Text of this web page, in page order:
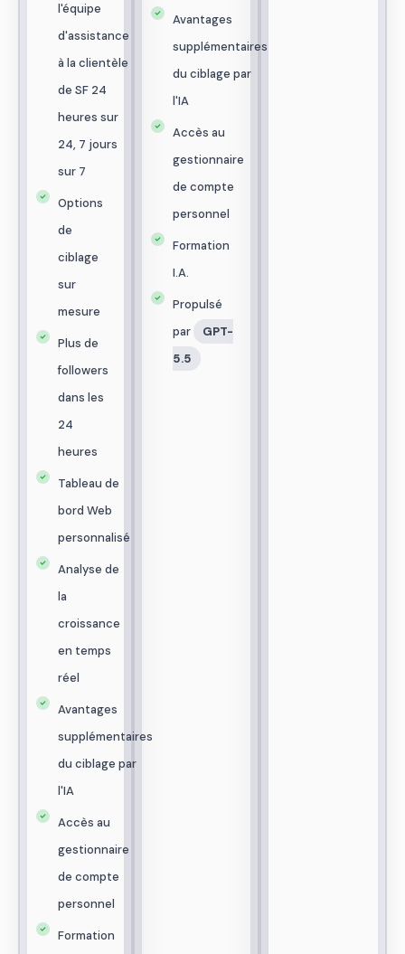
l'équipe
d'assistance
à la clientèle
de SF 24
heures sur
24, 7 jours
sur 7
Options
de
ciblage
sur
mesure
Plus de
followers
dans les
24
heures
Tableau de
bord Web
personnalisé
Analyse de
la
croissance
en temps
réel
Avantages
supplémentaires
du ciblage par
l'IA
Accès au
gestionnaire
de compte
personnel
Formation
Avantages
supplémentaires
du ciblage par
l'IA
Accès au
gestionnaire
de compte
personnel
Formation
I.A.
Propulsé
par
GPT-
5.5